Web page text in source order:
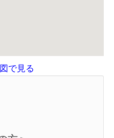
で見る